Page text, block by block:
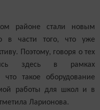
районе стали новым
в части того, что уже
Поэтому, говоря о тех
здесь в рамках
что такое оборудование
работы для школ и в
Ларионова.